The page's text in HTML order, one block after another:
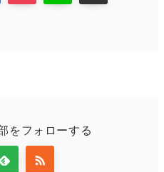
をフォローする